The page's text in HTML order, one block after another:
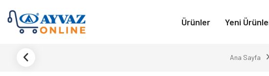
Ürünler Yeni
Ana Sayfa